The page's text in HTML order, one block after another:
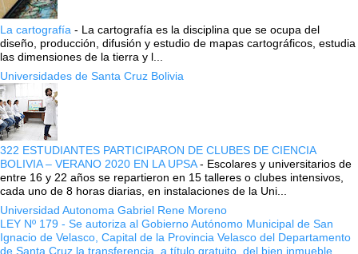
La cartografía - La cartografía es la disciplina que se ocupa del
diseño, producción, difusión y estudio de mapas cartográficos, estudia
las dimensiones de la tierra y l...
Universidades de Santa Cruz Bolivia
322 ESTUDIANTES PARTICIPARON DE CLUBES DE CIENCIA
BOLIVIA – VERANO 2020 EN LA UPSA- Escolares y universitarios de
entre 16 y 22 años se repartieron en 15 talleres o clubes intensivos,
cada uno de 8 horas diarias, en instalaciones de la Uni...
Universidad Autonoma Gabriel Rene Moreno
LEY Nº 179 - Se autoriza al Gobierno Autónomo Municipal de San
Ignacio de Velasco, Capital de la Provincia Velasco del Departamento
de Santa Cruz la transferencia, a título gratuito, del bien inmueble